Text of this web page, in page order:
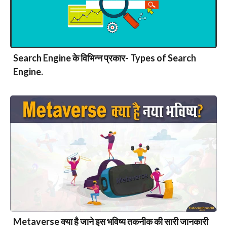
Search Engine के विभिन्न प्रकार- Types of Search
Engine.
Metaverse क्या है जाने इस भविष्य तकनीक की सारी जानकारी